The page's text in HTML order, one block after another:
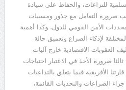
للنزاعات، والحفاظ على سيادة
ضرورة التعامل مع جذور ومسببات
الأمن القومي للدول، وكذا أهمية
لإذكاء الصراع وتعميق حالة
العقوبات الاقتصادية خارج آليات
ضرورة الأخذ في الاعتبار احتياجات
الأفريقية فيما يتعلق بالتداعيات
الصراعات والتحديات القائمة،